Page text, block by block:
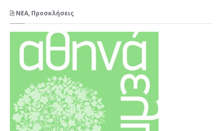
NEA, Προσκλήσεις